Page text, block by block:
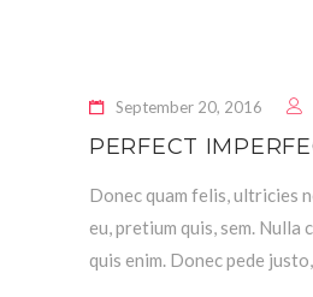
September 20, 2016
PERFECT
Donec quam felis, ultricies
eu, pretium quis, sem. Nulla
quis enim. Donec pede justo,